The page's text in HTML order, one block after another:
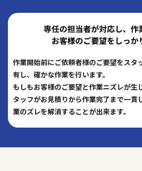
専任の担当者が対応し、作
お客様のご要望をしっか
作業開始前にご依頼者様のご要望をスタ
有し、確かな作業を行います。
もしもお客様のご要望と作業ニズレが生
タッフがお見積りから作業完了まで一貫
業のズレを解消することが出来ます。